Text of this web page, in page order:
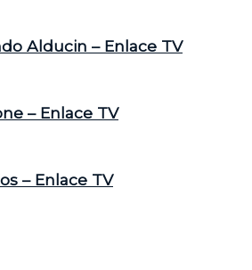
Alducin – Enlace TV
– Enlace TV
– Enlace TV